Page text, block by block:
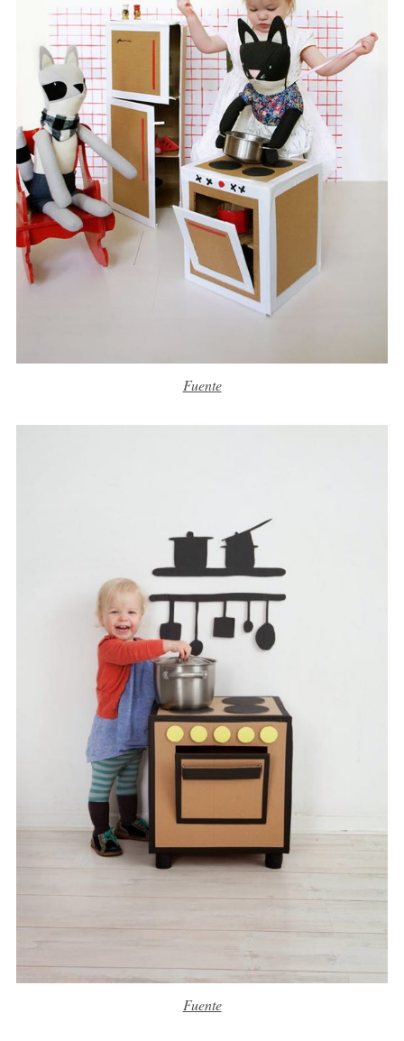
Fuente
Fuente